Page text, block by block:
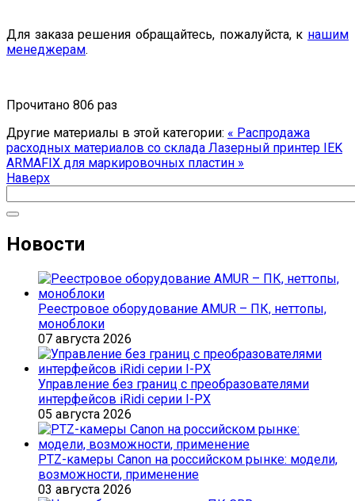
Для заказа решения обращайтесь, пожалуйста, к нашим
менеджерам.
Прочитано 806 раз
Другие материалы в этой категории: « Распродажа
расходных материалов со склада Лазерный принтер IEK
ARMAFIX для маркировочных пластин »
Наверх
Новости
Реестровое оборудование AMUR – ПК, неттопы,
моноблоки
07 августа 2026
Управление без границ с преобразователями
интерфейсов iRidi серии I-PX
05 августа 2026
PTZ-камеры Canon на российском рынке: модели,
возможности, применение
03 августа 2026